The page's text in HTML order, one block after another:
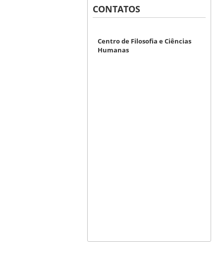
CONTATOS
Centro de Filosofia e Ciências
Humanas